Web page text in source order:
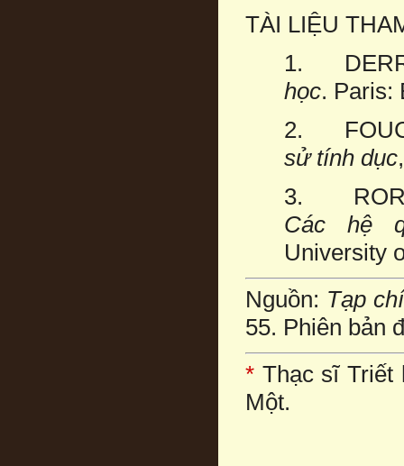
TÀI LIỆU
1.
học. Paris:
2.
sử tính dục
3.
Các hệ
University
Nguồn: Tạp
55. Phiên bản
* Thạc sĩ Triết
Một.